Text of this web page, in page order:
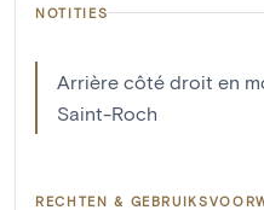
NOTITIES
Arrière côté droit en
Saint-Roch
RECHTEN &